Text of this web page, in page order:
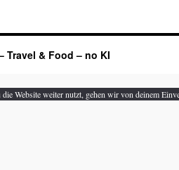
Travel & Food – no KI
Website weiter nutzt, gehen wir von deinem